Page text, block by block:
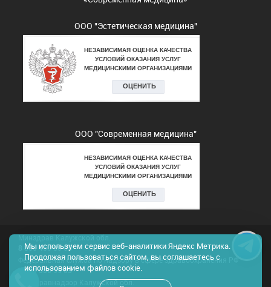
ООО "Эстетическая медицина"
ООО "Современная медицина"
Минздрав Калужской обл.
8 800 450 30 03
Федеральная служба по надзору в сфере здравоохранения РФ
8 800 550 99 03
Росздравнадзор Калужской обл.
Мы используем сервис веб-аналитики Яндекс Метрика.
Продолжая пользоваться сайтом, вы соглашаетесь с
использованием файлов cookie.